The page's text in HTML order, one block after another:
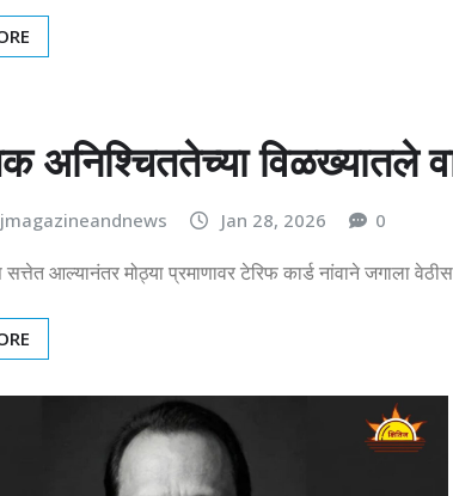
अनिश्चिततेच्या विळख्यातले
Jan 28, 2026 0
सत्तेत आल्यानंतर मोठ्या प्रमाणावर टेरिफ कार्ड नांवाने